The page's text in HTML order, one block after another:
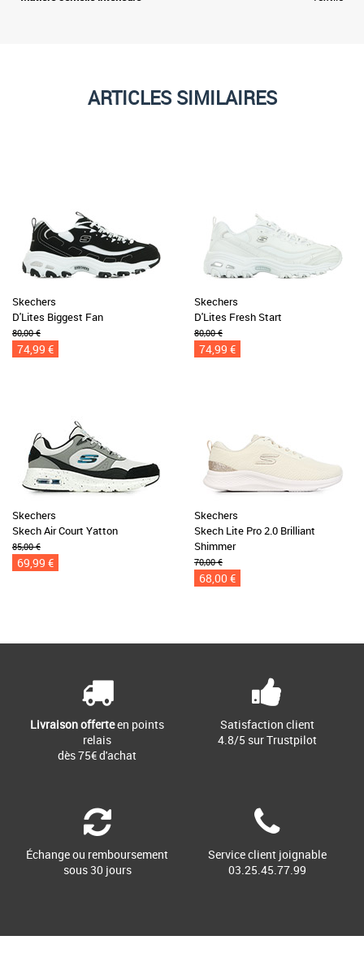
ARTICLES SIMILAIRES
Skechers
D'Lites Biggest Fan
80,00 €
74,99 €
Skechers
D'Lites Fresh Start
80,00 €
74,99 €
Skechers
Skech Air Court Yatton
85,00 €
69,99 €
Skechers
Skech Lite Pro 2.0 Brilliant
Shimmer
70,00 €
68,00 €
Livraison offerteen points
relais
dès 75€ d'achat
Satisfaction client
4.8/5 sur Trustpilot
Échange ou remboursement
sous 30 jours
Service client joignable
03.25.45.77.99